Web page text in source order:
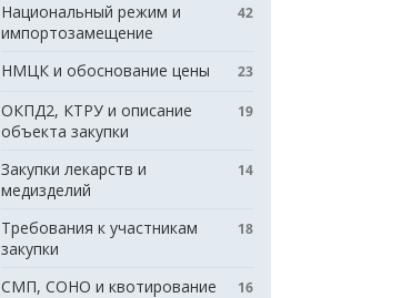
Национальный режим и
импортозамещение
42
НМЦК и обоснование цены 23
ОКПД2, КТРУ и описание
объекта закупки
19
Закупки лекарств и
медизделий
14
Требования к участникам
закупки
18
СМП, СОНО и квотирование 16